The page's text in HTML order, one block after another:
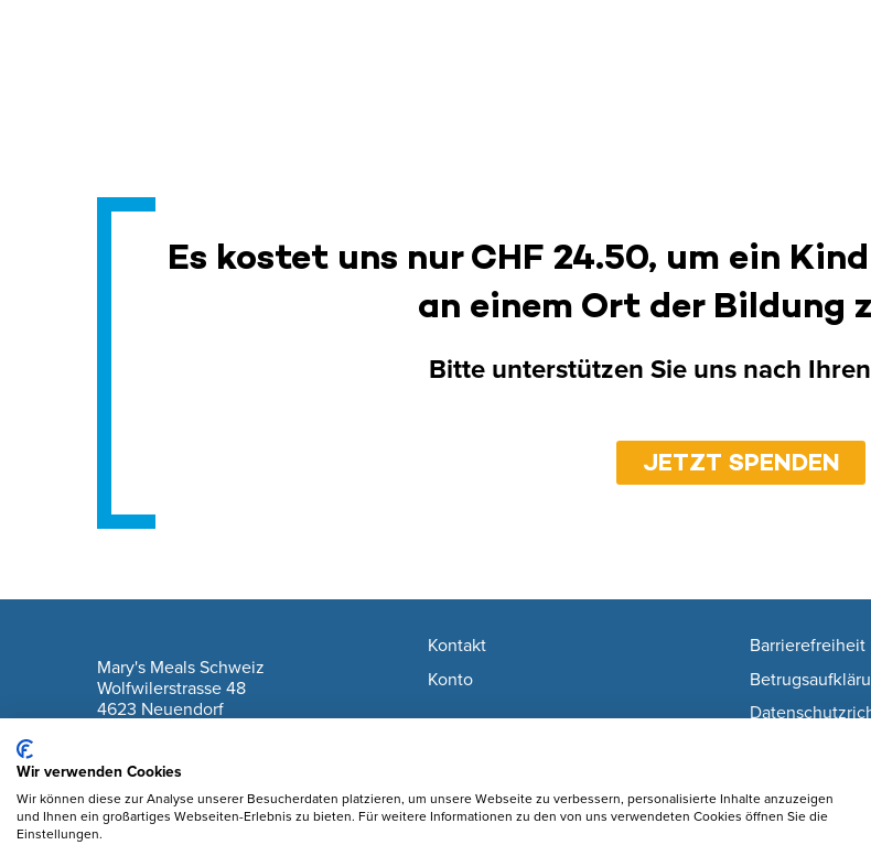
Es kostet uns nur CHF 24.50, um ein
an einem Ort der Bildung
Bitte unterstützen Sie uns nach
JETZT SPENDEN
Footer navigation
Mary's Meals Schweiz
Wolfwilerstrasse 48
4623 Neuendorf
Kontakt
Konto
Barrierefreiheit
Wie wir
Cookie-
Wir verwenden Cookies
Wir können diese zur Analyse unserer Besucherdaten platzieren, um unsere Webseite zu verbessern, personalisierte Inhalte anzuzeigen
und Ihnen ein großartiges Webseiten-Erlebnis zu bieten. Für weitere Informationen zu den von uns verwendeten Cookies öffnen Sie die
Einstellungen.